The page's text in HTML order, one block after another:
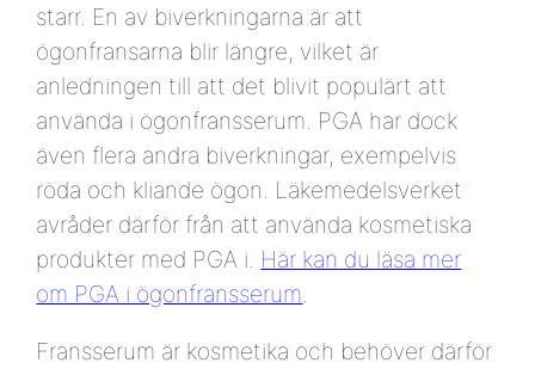
starr. En av biverkningarna är att
ögonfransarna blir längre, vilket är
anledningen till att det blivit populärt att
använda i ögonfransserum. PGA har dock
även flera andra biverkningar, exempelvis
röda och kliande ögon. Läkemedelsverket
avråder därför från att använda kosmetiska
produkter med PGA i. Här kan du läsa mer
om PGA i ögonfransserum
Fransserum är kosmetika och behöver därför